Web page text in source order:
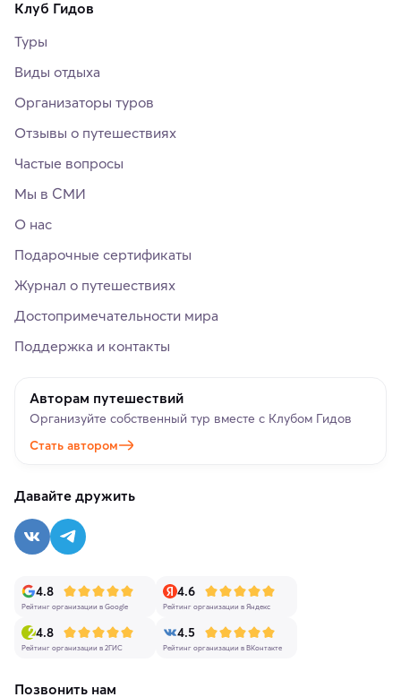
Клуб Гидов
Туры
Виды отдыха
Организаторы туров
Отзывы о путешествиях
Частые вопросы
Мы в СМИ
О нас
Подарочные сертификаты
Журнал о путешествиях
Достопримечательности мира
Поддержка и контакты
Авторам путешествий
Организуйте собственный тур вместе с Клубом Гидов
Стать автором
Давайте дружить
4.8
Рейтинг организации в Google
4.6
Рейтинг организации в Яндекс
4.8
Рейтинг организации в 2ГИС
4.5
Рейтинг организации в ВКонтакте
Позвонить нам